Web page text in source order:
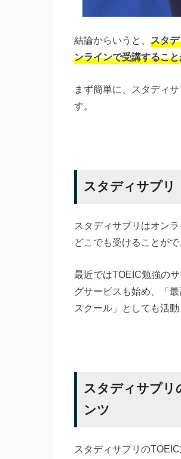
結論からいうと、 スタ
ンラインで受講するこ
まず簡単に、スタディ
す。
スタディサプリ
スタディサプリはオン
どこでも受けることが
最近ではTOEIC勉強の
グサービスも始め、「
スクール」としても活動
スタディサプリ
ンツ
スタディサプリの